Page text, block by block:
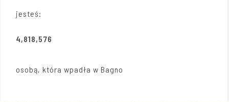
jesteś:
4,818,576
osobą, która wpadła w Bagno